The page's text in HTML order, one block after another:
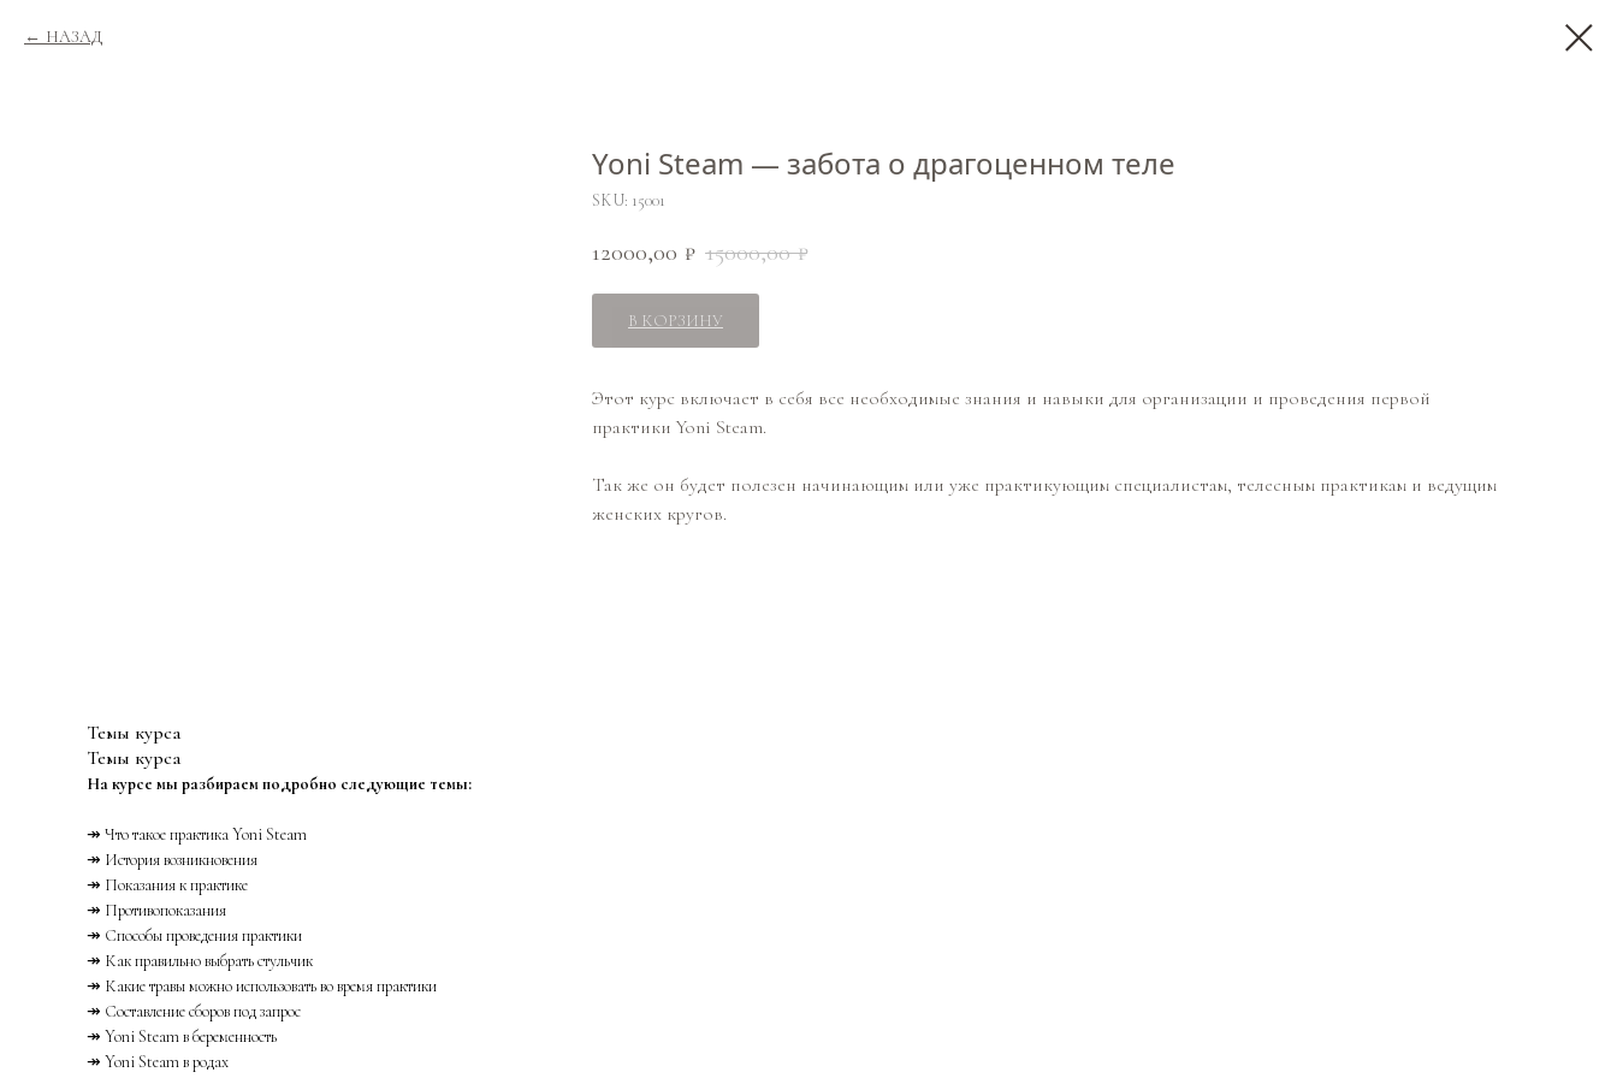
НАЗАД
Yoni Steam — забота о драгоценном теле
SKU: 15001
12000,00 ₽ 15000,00 ₽
В КОРЗИНУ
Этот курс включает в себя все необходимые знания и навыки для организации и проведения первой
практики Yoni Steam.
Так же он будет полезен начинающим или уже практикующим специалистам, телесным практикам и ведущим
женских кругов.
Темы курса
Темы курса
На курсе мы разбираем подробно следующие темы:
↠ Что такое практика Yoni Steam
↠ История возникновения
↠ Показания к практике
↠ Противопоказания
↠ Способы проведения практики
↠ Как правильно выбрать стульчик
↠ Какие травы можно использовать во время практики
↠ Составление сборов под запрос
↠ Yoni Steam в беременность
↠ Yoni Steam в родах